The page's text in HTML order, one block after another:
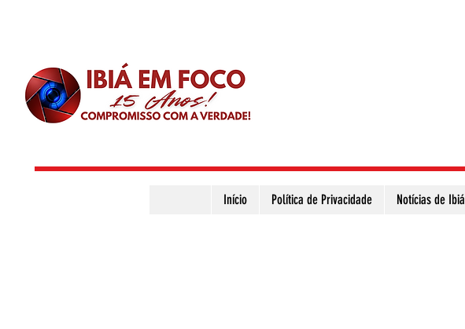
Início Política de Privacidade Notícias de Ibiá